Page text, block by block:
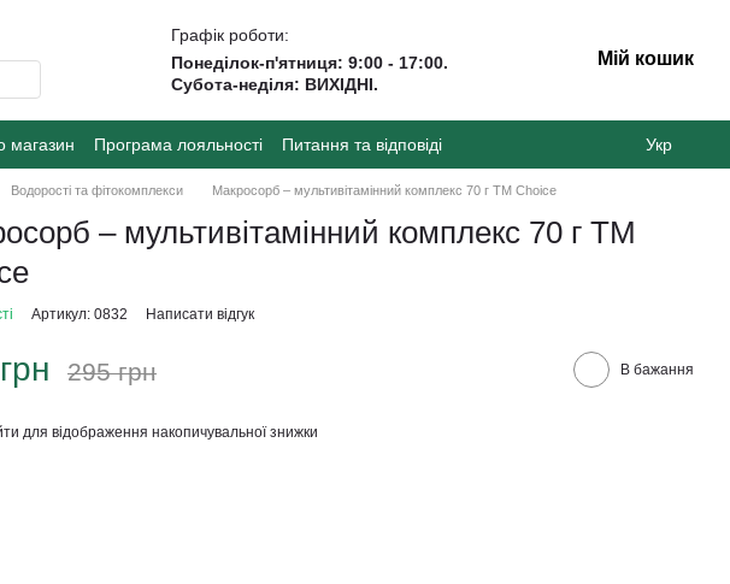
Графік роботи:
Понеділок-п'ятниця: 9:00 - 17:00.
Субота-неділя: ВИХІДНІ.
Мій кошик
магазин Програма лояльності Питання та відповіді Укр
Водорості та фітокомплекси Макросорб – мультивітамінний комплекс 70 г ТМ Сhoice
– мультивітамінний комплекс 70 г ТМ
Артикул: 0832 Написати відгук
295 грн В бажання
для відображення накопичувальної знижки